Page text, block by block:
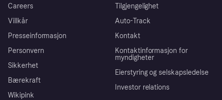
Careers
Villkår
Presseinformasjon
Personvern
Sikkerhet
Bærekraft
Wikipink
Tilgjengelighet
Auto-Track
Kontakt
Kontaktinformasjon for
myndigheter
Eierstyring og selskapsledelse
Investor relations